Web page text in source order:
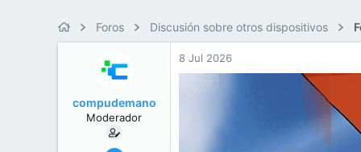
r
h
Foros Discusión sobre otros dispositivos
compudemano
Moderador
8 Jul 2026